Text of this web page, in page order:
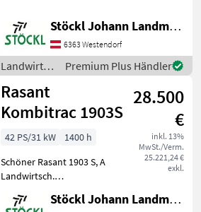
Stöckl Johann Landmaschinen GesmbH & Co KG
6363 Westendorf
Landwirtsch.
Motorfahrzeuge
/ Rasant
Premium Plus Händler
Rasant
Kombitrac 1903S
28.500
€
inkl. 13%
MwSt./Verm.
25.221,24 €
exkl.
42 PS/31 kW
1400 h
Schöner Rasant 1903 S, A
Landwirtsch.
Zweiachsmäher
Stöckl Johann Landmaschinen GesmbH & Co KG